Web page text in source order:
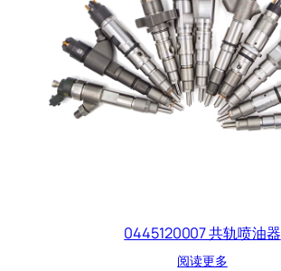
0445120007 共轨喷油器
阅读更多